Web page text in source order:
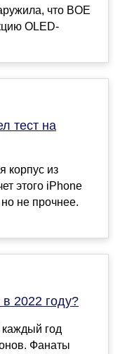
что BOE
OLED-
тест на
корпус из
этого iPhone
не прочнее.
2022 году?
год
Фанаты